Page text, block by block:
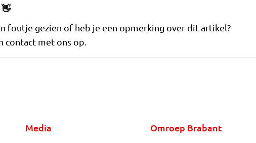
👋
foutje gezien of heb je een opmerking over dit artikel?
contact met ons op.
Media Omroep Brabant